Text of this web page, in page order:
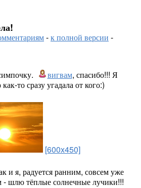
-к полной версии -
вигвам, спасибо!!! Я
то сразу угадала от кого:)
[600x450]
и я, радуется ранним, совсем уже
- шлю тёплые солнечные лучики!!!